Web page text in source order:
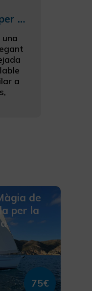
Paddle Surf XL, diversió per a tots
a
de
per la
75€